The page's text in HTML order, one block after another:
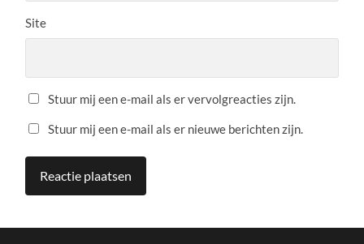
Site
Stuur mij een e-mail als er vervolgreacties zijn.
Stuur mij een e-mail als er nieuwe berichten zijn.